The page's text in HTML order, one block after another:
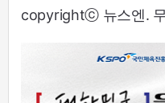
copyrightⓒ 뉴스엔.